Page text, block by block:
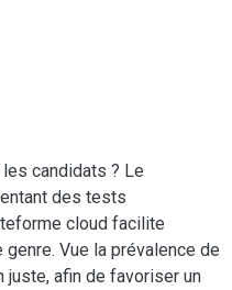
candidats ? Le
des tests
cloud facilite
Vue la prévalence de
afin de favoriser un